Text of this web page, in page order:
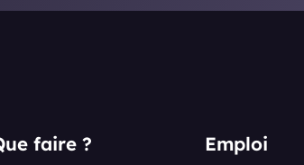
faire ? Emploi